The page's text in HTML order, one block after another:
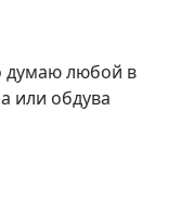
думаю любой в
или обдува